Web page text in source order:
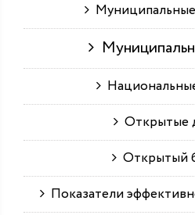
Открытые
Открытый
Показатели